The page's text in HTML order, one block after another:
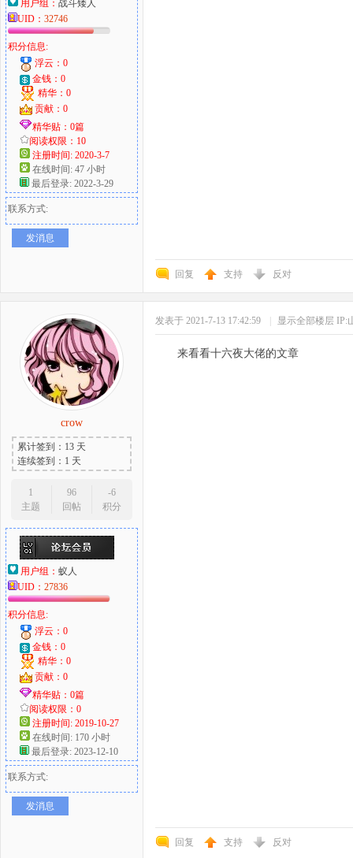
用户组： 战斗矮人
UID： 32746
积分信息:
浮云：0
金钱：0
精华：0
贡献：0
精华贴：0篇
阅读权限：10
注册时间: 2020-3-7
在线时间: 47 小时
最后登录: 2022-3-29
联系方式:
发消息
回复 支持 反对
crow
累计签到：13 天
连续签到：1 天
1
主题
96
回帖
-6
积分
用户组： 蚁人
UID： 27836
积分信息:
浮云：0
金钱：0
精华：0
贡献：0
精华贴：0篇
阅读权限：0
注册时间: 2019-10-27
在线时间: 170 小时
最后登录: 2023-12-10
联系方式:
发消息
发表于 2021-7-13 17:42:59 显示全部楼层 IP:
来看看十六夜大佬的文章
回复 支持 反对